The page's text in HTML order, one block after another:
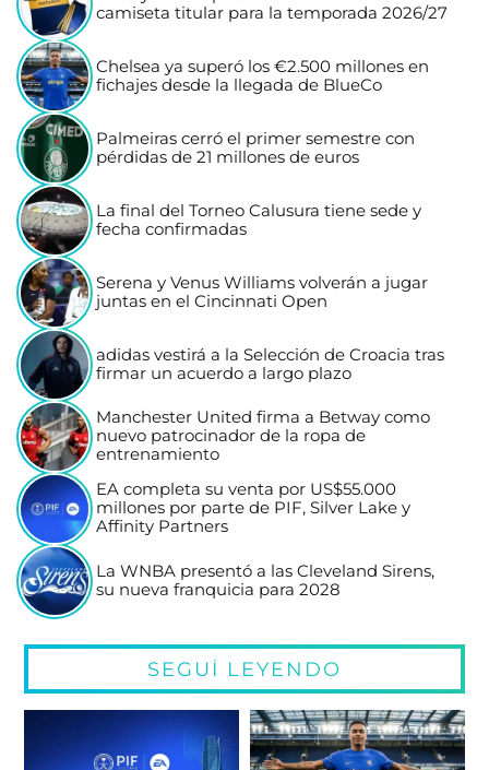
camiseta titular para la temporada 2026/27
Chelsea ya superó los €2.500 millones en
fichajes desde la llegada de BlueCo
Palmeiras cerró el primer semestre con
pérdidas de 21 millones de euros
La final del Torneo Calusura tiene sede y
fecha confirmadas
Serena y Venus Williams volverán a jugar
juntas en el Cincinnati Open
adidas vestirá a la Selección de Croacia tras
firmar un acuerdo a largo plazo
Manchester United firma a Betway como
nuevo patrocinador de la ropa de
entrenamiento
EA completa su venta por US$55.000
millones por parte de PIF, Silver Lake y
Affinity Partners
La WNBA presentó a las Cleveland Sirens,
su nueva franquicia para 2028
SEGUÍ LEYENDO